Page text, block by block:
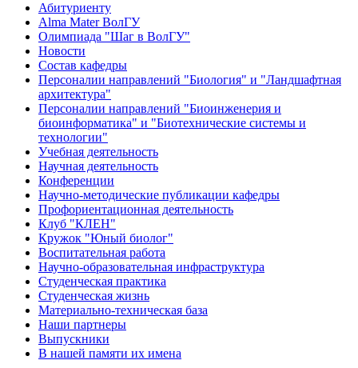
Абитуриенту
Alma Mater ВолГУ
Олимпиада "Шаг в ВолГУ"
Новости
Состав кафедры
Персоналии направлений "Биология" и "Ландшафтная
архитектура"
Персоналии направлений "Биоинженерия и
биоинформатика" и "Биотехнические системы и
технологии"
Учебная деятельность
Научная деятельность
Конференции
Научно-методические публикации кафедры
Профориентационная деятельность
Клуб "КЛЕН"
Кружок "Юный биолог"
Воспитательная работа
Научно-образовательная инфраструктура
Студенческая практика
Студенческая жизнь
Материально-техническая база
Наши партнеры
Выпускники
В нашей памяти их имена